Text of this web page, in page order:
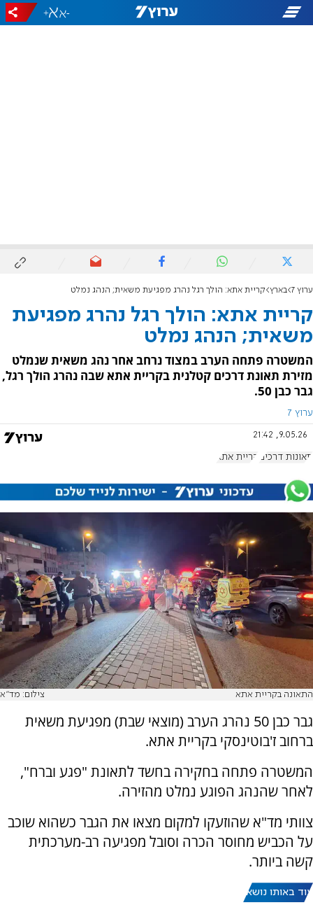
-
+
ערוץ 7 בארץ קריית אתא: הולך רגל נהרג מפגיעת משאית; הנהג נמלט
קריית אתא: הולך רגל נהרג מפגיעת
משאית; הנהג נמלט
המשטרה פתחה הערב במצוד נרחב אחר נהג משאית שנמלט
מזירת תאונת דרכים קטלנית בקריית אתא שבה נהרג הולך רגל,
גבר כבן 50.
ערוץ 7
9.05.26, 21:42
תאונות דרכים קריית אתא
התאונה בקריית אתא צילום: מד"א
גבר כבן 50 נהרג הערב (מוצאי שבת) מפגיעת משאית
ברחוב ז'בוטינסקי בקריית אתא.
המשטרה פתחה בחקירה בחשד לתאונת "פגע וברח",
לאחר שהנהג הפוגע נמלט מהזירה.
צוותי מד"א שהוזעקו למקום מצאו את הגבר כשהוא שוכב
על הכביש מחוסר הכרה וסובל מפגיעה רב-מערכתית
קשה ביותר.
עוד באותו נושא: